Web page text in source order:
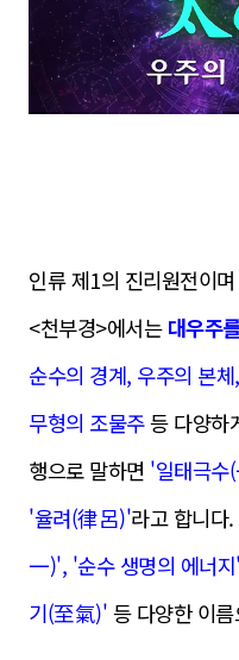
인류 제1의 진리원전이
<천부경>에서는 대우주
순수의 경계, 우주의 본
무형의 조물주등 다양하
행으로 말하면 '일태극
'율려(律呂)'라고 합니다
一)', '순수 생명의 에너
기(至氣)' 등 다양한 이